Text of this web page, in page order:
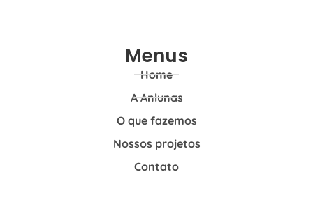
Menus
Home
A Anlunas
O que fazemos
Nossos projetos
Contato